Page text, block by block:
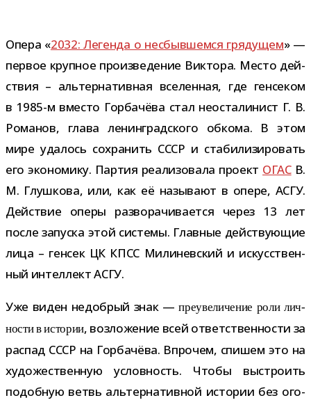
Опера «2032: Легенда о несбыв­шемся гря­ду­щем» —
пер­вое круп­ное про­из­ве­де­ние Виктора. Место дей­
ствия – аль­тер­на­тив­ная все­лен­ная, где ген­се­ком
в 1985-​м вме­сто Горбачёва стал неоста­ли­нист Г. В.
Романов, глава ленин­град­ского обкома. В этом
мире уда­лось сохра­нить СССР и ста­би­ли­зи­ро­вать
его эко­но­мику. Партия реа­ли­зо­вала про­ект ОГАСВ.
М. Глушкова, или, как её назы­вают в опере, АСГУ.
Действие оперы раз­во­ра­чи­ва­ется через 13 лет
после запуска этой системы. Главные дей­ству­ю­щие
лица – ген­сек ЦК КПСС Милиневский и искус­ствен­
ный интел­лект АСГУ.
Уже виден недоб­рый знак —пре­уве­ли­че­ние роли лич­
но­сти в исто­рии, воз­ло­же­ние всей ответ­ствен­но­сти за
рас­пад СССР на Горбачёва. Впрочем, спи­шем это на
худо­же­ствен­ную услов­ность. Чтобы выстро­ить
подоб­ную ветвь аль­тер­на­тив­ной исто­рии без ого­